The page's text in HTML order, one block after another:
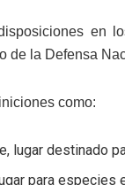
en
de la Defensa
como:
lugar destinado
para especies